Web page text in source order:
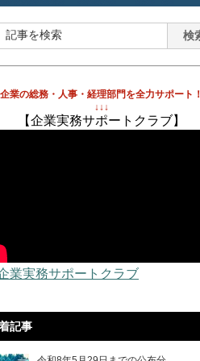
企業の総務・人事・経理部門を全力サポート！
↓↓↓
【企業実務サポートクラブ】
業実務サポートクラブ
記事